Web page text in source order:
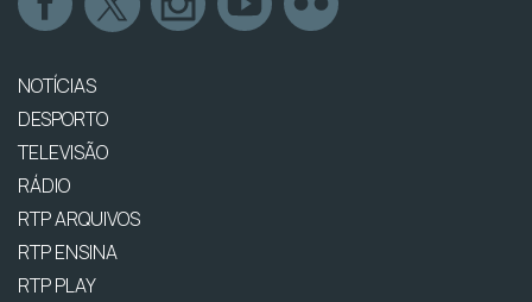
NOTÍCIAS
DESPORTO
TELEVISÃO
RÁDIO
RTP ARQUIVOS
RTP ENSINA
RTP PLAY